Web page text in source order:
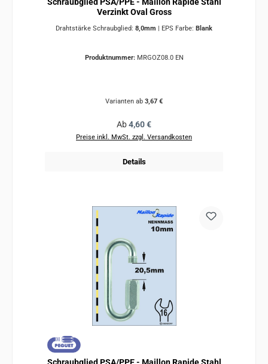
Verzinkt Oval Gross
Drahtstärke Schraubglied: 8,0mm | EPS Farbe: Blank
Produktnummer: MRGOZ08.0 EN
Varianten ab 3,67 €
Regulärer Preis:
Ab4,60 €
Preise inkl. MwSt. zzgl. Versandkosten
Details